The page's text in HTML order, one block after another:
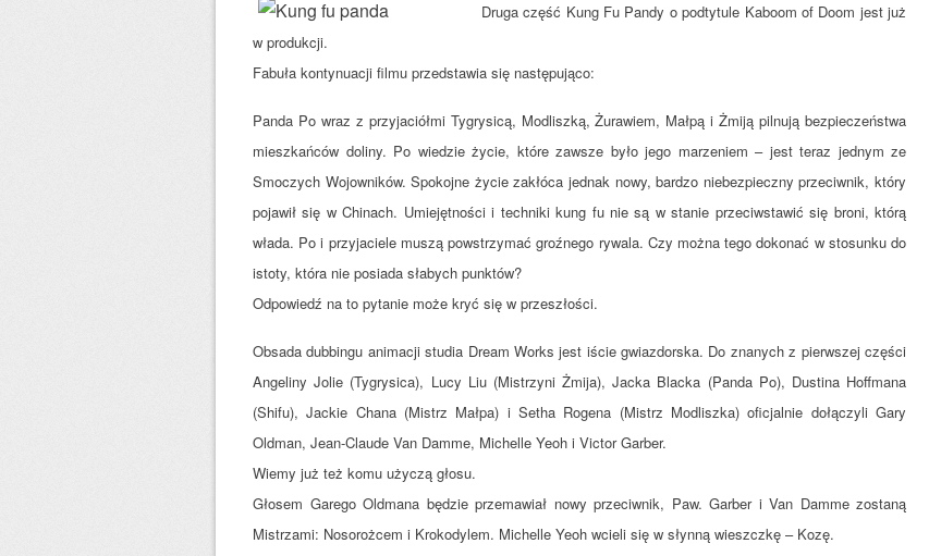
Druga część Kung Fu Pandy o podtytule Kaboom of Doom jest już
w produkcji.
Fabuła kontynuacji filmu przedstawia się następująco:
Panda Po wraz z przyjaciółmi Tygrysicą, Modliszką, Żurawiem, Małpą i Żmiją pilnują bezpieczeństwa
mieszkańców doliny. Po wiedzie życie, które zawsze było jego marzeniem – jest teraz jednym ze
Smoczych Wojowników. Spokojne życie zakłóca jednak nowy, bardzo niebezpieczny przeciwnik, który
pojawił się w Chinach. Umiejętności i techniki kung fu nie są w stanie przeciwstawić się broni, którą
włada. Po i przyjaciele muszą powstrzymać groźnego rywala. Czy można tego dokonać w stosunku do
istoty, która nie posiada słabych punktów?
Odpowiedź na to pytanie może kryć się w przeszłości.
Obsada dubbingu animacji studia Dream Works jest iście gwiazdorska. Do znanych z pierwszej części
Angeliny Jolie (Tygrysica), Lucy Liu (Mistrzyni Żmija), Jacka Blacka (Panda Po), Dustina Hoffmana
(Shifu), Jackie Chana (Mistrz Małpa) i Setha Rogena (Mistrz Modliszka) oficjalnie dołączyli Gary
Oldman, Jean-Claude Van Damme, Michelle Yeoh i Victor Garber.
Wiemy już też komu użyczą głosu.
Głosem Garego Oldmana będzie przemawiał nowy przeciwnik, Paw. Garber i Van Damme zostaną
Mistrzami: Nosorożcem i Krokodylem. Michelle Yeoh wcieli się w słynną wieszczkę – Kozę.